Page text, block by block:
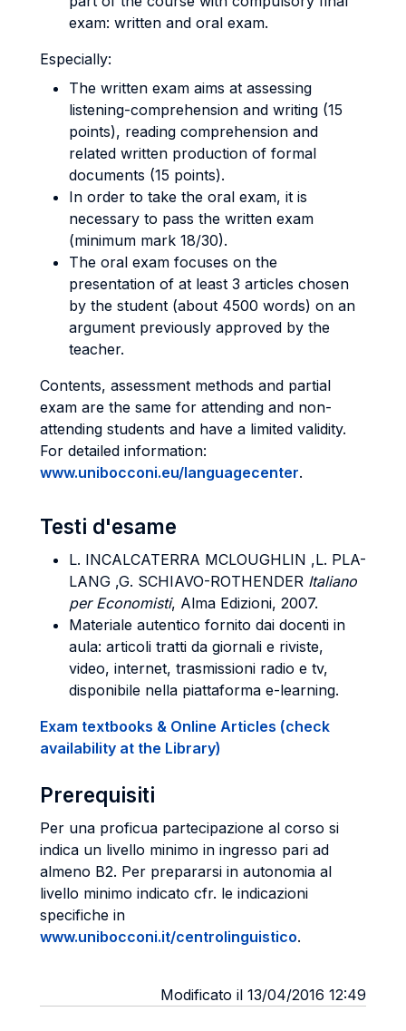
exam: written and oral exam.
Especially:
The written exam aims at assessing
listening-comprehension and writing (15
points), reading comprehension and
related written production of formal
documents (15 points).
In order to take the oral exam, it is
necessary to pass the written exam
(minimum mark 18/30).
The oral exam focuses on the
presentation of at least 3 articles chosen
by the student (about 4500 words) on an
argument previously approved by the
teacher.
Contents, assessment methods and partial
exam are the same for attending and non-
attending students and have a limited validity.
For detailed information:
www.unibocconi.eu/languagecenter.
Testi d'esame
L. INCALCATERRA MCLOUGHLIN ,L. PLA-
LANG ,G. SCHIAVO-ROTHENDER Italiano
per Economisti, Alma Edizioni, 2007.
Materiale autentico fornito dai docenti in
aula: articoli tratti da giornali e riviste,
video, internet, trasmissioni radio e tv,
disponibile nella piattaforma e-learning.
Exam textbooks & Online Articles (check
availability at the Library)
Prerequisiti
Per una proficua partecipazione al corso si
indica un livello minimo in ingresso pari ad
almeno B2. Per prepararsi in autonomia al
livello minimo indicato cfr. le indicazioni
specifiche in
www.unibocconi.it/centrolinguistico.
Modificato il 13/04/2016 12:49